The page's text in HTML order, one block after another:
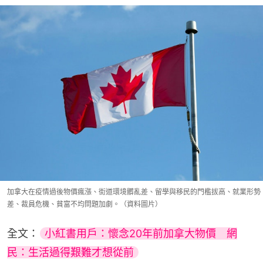
加拿大在疫情過後物價瘋漲、街道環境髒亂差、留學與移民的門檻拔高、就業形勢
差、裁員危機、貧富不均問題加劇。（資料圖片）
全文：
小紅書用戶：懷念20年前加拿大物價　網
民：生活過得艱難才想從前